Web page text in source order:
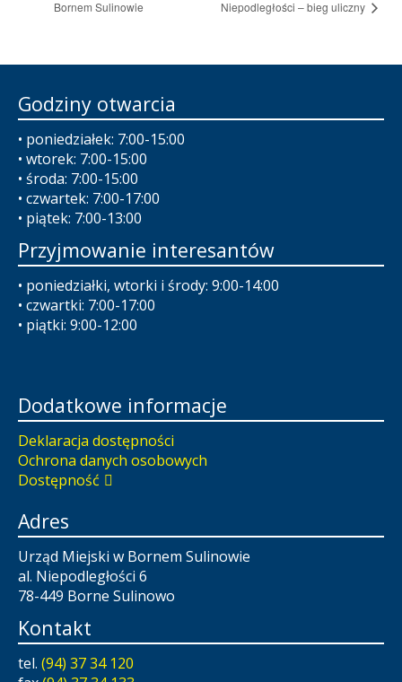
Bornem Sulinowie
Niepodległości – bieg uliczny
Godziny otwarcia
• poniedziałek: 7:00-15:00
• wtorek: 7:00-15:00
• środa: 7:00-15:00
• czwartek: 7:00-17:00
• piątek: 7:00-13:00
Przyjmowanie interesantów
• poniedziałki, wtorki i środy: 9:00-14:00
• czwartki: 7:00-17:00
• piątki: 9:00-12:00
Dodatkowe informacje
Deklaracja dostępności
Ochrona danych osobowych
Dostępność
Adres
Urząd Miejski w Bornem Sulinowie
al. Niepodległości 6
78-449 Borne Sulinowo
Kontakt
tel. (94) 37 34 120